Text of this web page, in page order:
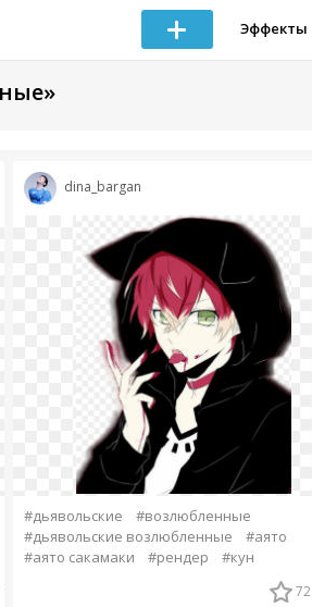
Эффекты
dina_bargan
#дьявольские
#возлюбленные
#дьявольские возлюбленные
#аято
#аято сакамаки
#рендер #кун
72